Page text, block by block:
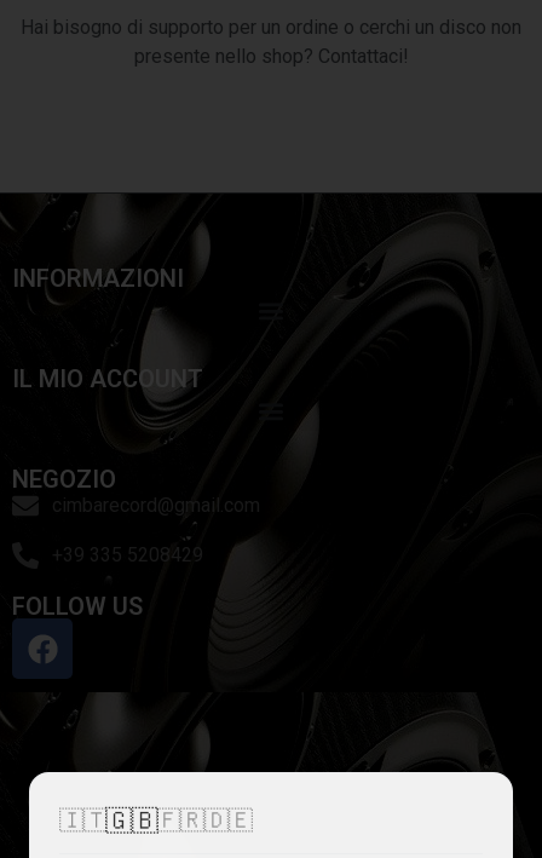
Hai bisogno di supporto per un ordine o cerchi un disco non
presente nello shop? Contattaci!
INFORMAZIONI
IL MIO ACCOUNT
NEGOZIO
cimbarecord@gmail.com
+39 335 5208429
FOLLOW US
🇮🇹🇬🇧🇫🇷🇩🇪